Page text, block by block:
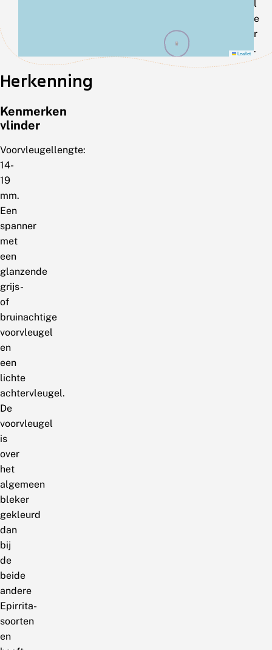
Leaflet
l
e
r
.
Herkenning
Kenmerken
vlinder
Voorvleugellengte:
14-
19
mm.
Een
spanner
met
een
glanzende
grijs-
of
bruinachtige
voorvleugel
en
een
lichte
achtervleugel.
De
voorvleugel
is
over
het
algemeen
bleker
gekleurd
dan
bij
de
beide
andere
Epirrita-
soorten
en